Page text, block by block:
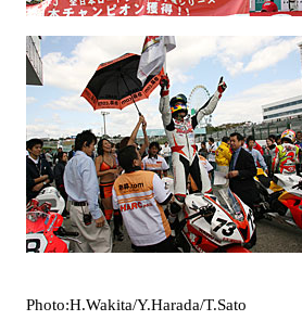
Photo:H.Wakita/Y.Harada/T.Sato